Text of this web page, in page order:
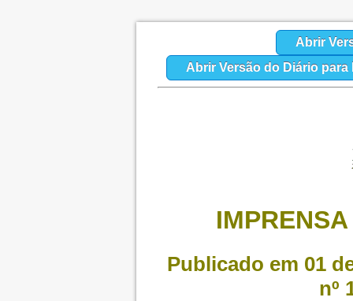
Abrir
Abrir Versão do Diário para
Publicado em 01
nº